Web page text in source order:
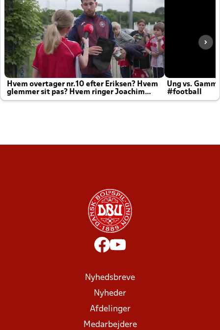
Hvem overtager nr.10 efter Eriksen? Hvem
glemmer sit pas? Hvem ringer Joachim
altid til efter kampe?
Ung vs.
#football
Nyhedsbreve
Nyheder
Afdelinger
Medarbejdere